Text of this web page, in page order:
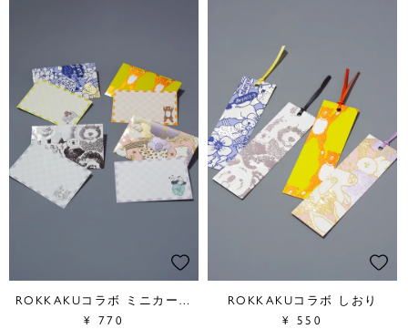
ROKKAKUコラボ ミニカードセット
¥ 770
ROKKAKUコラボ しおり
¥ 550